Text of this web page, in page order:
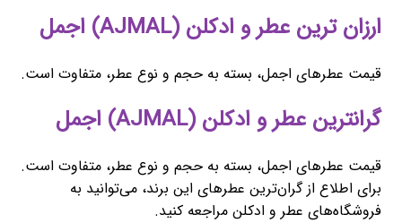
ارزان ترین عطر و ادکلن (AJMAL) اجمل
قیمت عطرهای اجمل، بسته به حجم و نوع عطر، متفاوت است.
گرانترین عطر و ادکلن (AJMAL) اجمل
قیمت عطرهای اجمل، بسته به حجم و نوع عطر، متفاوت است.
برای اطلاع از گران‌ترین عطرهای این برند، می‌توانید به
فروشگاه‌های عطر و ادکلن مراجعه کنید.